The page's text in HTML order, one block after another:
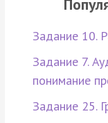
Задание 10.
Задание 7.
понимание
Задание 25.